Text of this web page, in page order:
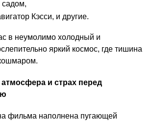
Кэсси, и другие.
в неумолимо холодный и
яркий космос, где тишина
атмосфера и страх перед
фильма наполнена пугающей